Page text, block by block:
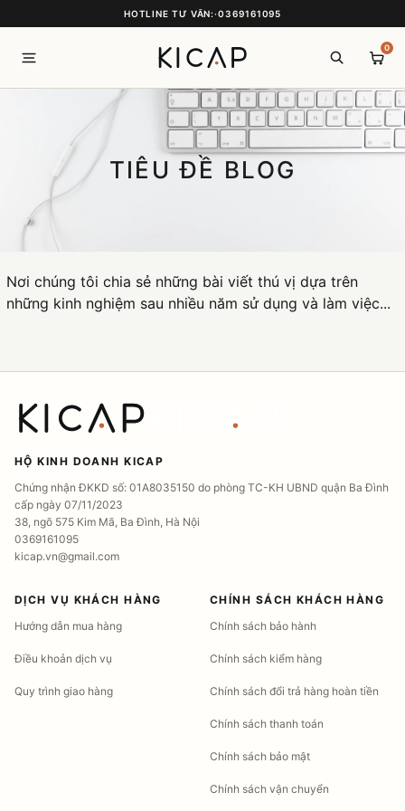
HOTLINE TƯ VẤN:·0369161095
0
TIÊU ĐỀ BLOG
Nơi chúng tôi chia sẻ những bài viết thú vị dựa trên
những kinh nghiệm sau nhiều năm sử dụng và làm việc...
HỘ KINH DOANH KICAP
Chứng nhận ĐKKD số: 01A8035150 do phòng TC-KH UBND quận Ba Đình
cấp ngày 07/11/2023
38, ngõ 575 Kim Mã, Ba Đình, Hà Nội
0369161095
kicap.vn@gmail.com
DỊCH VỤ KHÁCH HÀNG
Hướng dẫn mua hàng
Điều khoản dịch vụ
Quy trình giao hàng
CHÍNH SÁCH KHÁCH HÀNG
Chính sách bảo hành
Chính sách kiểm hàng
Chính sách đổi trả hàng hoàn tiền
Chính sách thanh toán
Chính sách bảo mật
Chính sách vận chuyển